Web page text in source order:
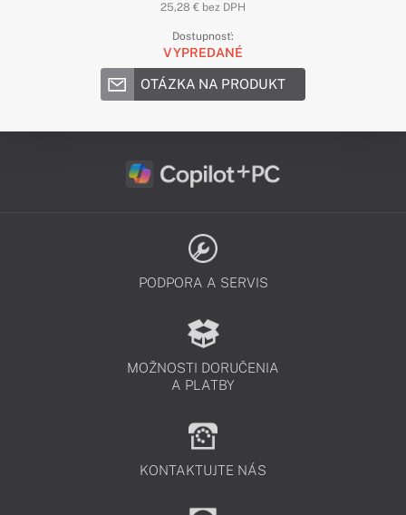
25,28 € bez DPH
Dostupnosť:
VYPREDANÉ
OTÁZKA NA PRODUKT
PODPORA A SERVIS
MOŽNOSTI DORUČENIA
A PLATBY
KONTAKTUJTE NÁS